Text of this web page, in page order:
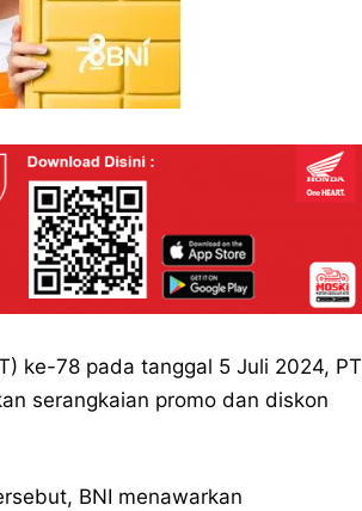
ke-78 pada tanggal 5 Juli 2024, PT
serangkaian promo dan diskon
BNI menawarkan